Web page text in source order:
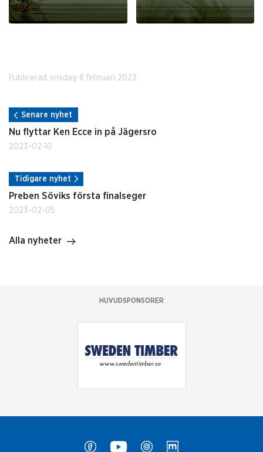
Publicerad onsdag 8 februari 2023.
Senare nyhet
Nu flyttar Ken Ecce in på Jägersro
2023-02-10
Tidigare nyhet
Preben Söviks första finalseger
2023-02-05
Alla nyheter
HUVUDSPONSORER